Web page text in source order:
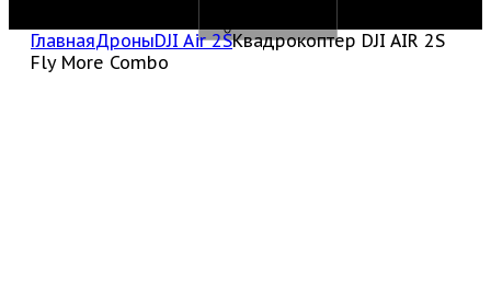
ГлавнаяДроныDJI Air 2SКвадрокоптер DJI AIR 2S
Fly More Combo